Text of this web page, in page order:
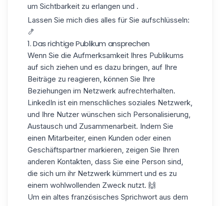
um Sichtbarkeit zu erlangen und .
Lassen Sie mich dies alles für Sie aufschlüsseln:
🍤
1. Das richtige Publikum ansprechen
Wenn Sie die Aufmerksamkeit Ihres Publikums
auf sich ziehen und es dazu bringen, auf Ihre
Beiträge zu reagieren, können Sie Ihre
Beziehungen im Netzwerk aufrechterhalten.
LinkedIn ist ein menschliches soziales Netzwerk,
und Ihre Nutzer wünschen sich Personalisierung,
Austausch und Zusammenarbeit. Indem Sie
einen Mitarbeiter, einen Kunden oder einen
Geschäftspartner markieren, zeigen Sie Ihren
anderen Kontakten, dass Sie eine Person sind,
die sich um ihr Netzwerk kümmert und es zu
einem wohlwollenden Zweck nutzt. 🙌
Um ein altes französisches Sprichwort aus dem